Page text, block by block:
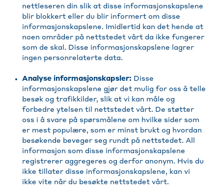
nettleseren din slik at disse informasjonskapslene
blir blokkert eller du blir informert om disse
informasjonskapslene. Imidlertid kan det hende at
noen områder på nettstedet vårt da ikke fungerer
som de skal. Disse informasjonskapslene lagrer
ingen personrelaterte data.
Analyse informasjonskapsler: Disse
informasjonskapslene gjør det mulig for oss å telle
besøk og trafikkilder, slik at vi kan måle og
forbedre ytelsen til nettstedet vårt. De støtter
oss i å svare på spørsmålene om hvilke sider som
er mest populære, som er minst brukt og hvordan
besøkende beveger seg rundt på nettstedet. All
informasjon som disse informasjonskapslene
registrerer aggregeres og derfor anonym. Hvis du
ikke tillater disse informasjonskapslene, kan vi
ikke vite når du besøkte nettstedet vårt.